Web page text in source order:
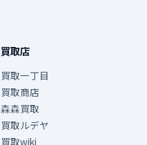
買取店
買取一丁目
買取商店
森森買取
買取ルデヤ
買取wiki